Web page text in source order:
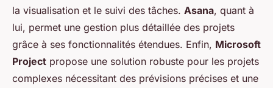
la visualisation et le suivi des tâches. Asana, quant à
lui, permet une gestion plus détaillée des projets
grâce à ses fonctionnalités étendues. Enfin, Microsoft
Project propose une solution robuste pour les projets
complexes nécessitant des prévisions précises et une